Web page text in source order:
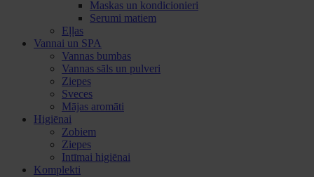
Maskas un kondicionieri
Serumi matiem
Eļļas
Vannai un SPA
Vannas bumbas
Vannas sāls un pulveri
Ziepes
Sveces
Mājas aromāti
Higiēnai
Zobiem
Ziepes
Intīmai higiēnai
Komplekti